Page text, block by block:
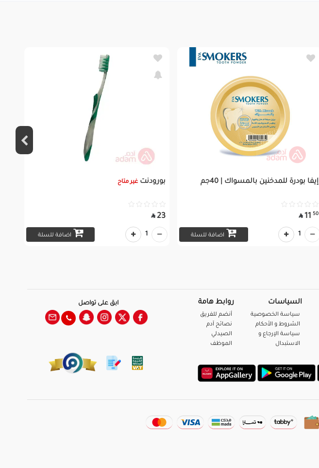
إيفا بودرة للمدخنين بالمسواك | 40جم
50
11

اضافة للسلة 1
بورودنتغير متاح
23

اضافة للسلة 1
السياسات
سياسة الخصوصية
الشروط و الأحكام
سياسة الإرجاع و
الاستبدال
روابط هامة
أنضم للفريق
نصائح آدم
الصيدلي
الموظف
ابق على تواصل